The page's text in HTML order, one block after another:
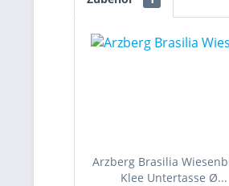
Arzberg Brasilia
Klee Untertasse Ø...